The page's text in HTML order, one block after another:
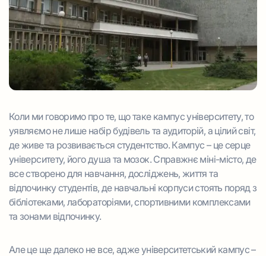
Коли ми говоримо про те, що таке кампус університету, то
уявляємо не лише набір будівель та аудиторій, а цілий світ,
де живе та розвивається студентство. Кампус – це серце
університету, його душа та мозок. Справжнє міні-місто, де
все створено для навчання, досліджень, життя та
відпочинку студентів, де навчальні корпуси стоять поряд з
бібліотеками, лабораторіями, спортивними комплексами
та зонами відпочинку.
Але це ще далеко не все, адже університетський кампус –